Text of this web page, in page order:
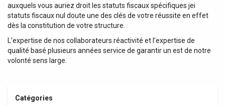
auxquels vous auriez droit les statuts fiscaux spécifiques jei
statuts fiscaux nul doute une des clés de votre réussite en effet
dès la constitution de votre structure.
L’expertise de nos collaborateurs réactivité et l’expertise de
qualité basé plusieurs années service de garantir un est de notre
volonté sens large.
Catégories